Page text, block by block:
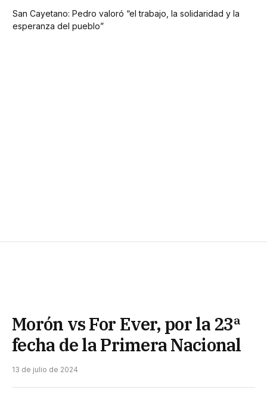
San Cayetano: Pedro valoró “el trabajo, la solidaridad y la
esperanza del pueblo”
Morón vs For Ever, por la 23ª
fecha de la Primera Nacional
13 de julio de 2024